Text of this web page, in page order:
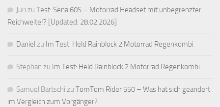
Juri zu Test: Sena 60S – Motorrad Headset mit unbegrenzter
Reichweite!? [Updated: 28.02.2026]
Daniel zu Im Test: Held Rainblock 2 Motorrad Regenkombi
Stephan zu Im Test: Held Rainblock 2 Motorrad Regenkombi
Samuel Bärtschi zu TomTom Rider 550 – Was hat sich geändert
im Vergleich zum Vorgänger?